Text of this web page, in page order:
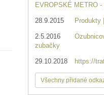
EVROPSKÉ METRO -
28.9.2015 Produkty
2.5.2016
zubačky
29.10.2018 https://
Všechny přidané